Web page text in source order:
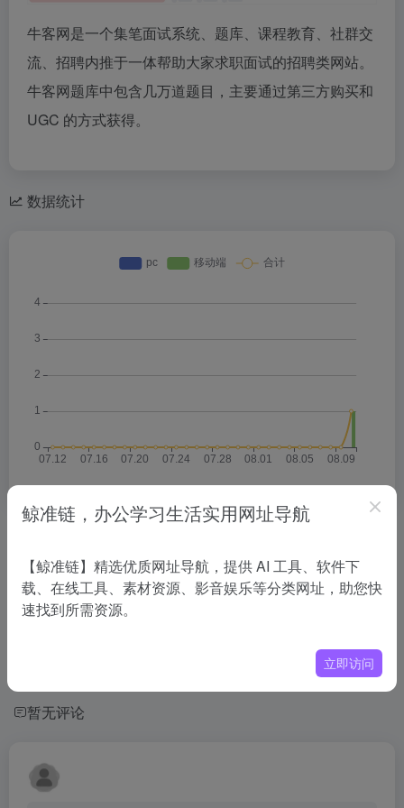
牛客网是一个集笔面试系统、题库、课程教育、社群交
流、招聘内推于一体帮助大家求职面试的招聘类网站。
牛客网题库中包含几万道题目，主要通过第三方购买和
UGC 的方式获得。
数据统计
没有相关内容!
暂无评论
鲸准链，办公学习生活实用网址导航
【鲸准链】精选优质网址导航，提供 AI 工具、软件下
载、在线工具、素材资源、影音娱乐等分类网址，助您快
速找到所需资源。
立即访问